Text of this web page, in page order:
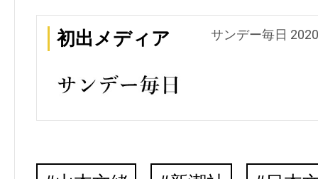
初出メディア サンデー毎日